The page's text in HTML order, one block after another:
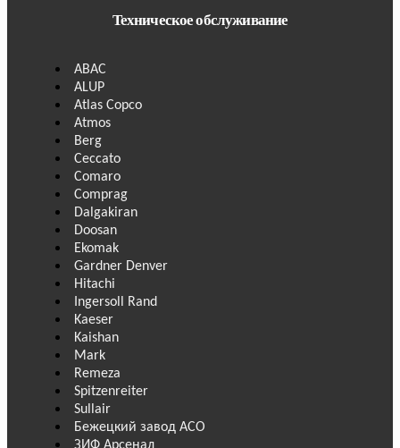
Техническое обслуживание
ABAC
ALUP
Atlas Copco
Atmos
Berg
Ceccato
Comaro
Comprag
Dalgakiran
Doosan
Ekomak
Gardner Denver
Hitachi
Ingersoll Rand
Kaeser
Kaishan
Mark
Remeza
Spitzenreiter
Sullair
Бежецкий завод АСО